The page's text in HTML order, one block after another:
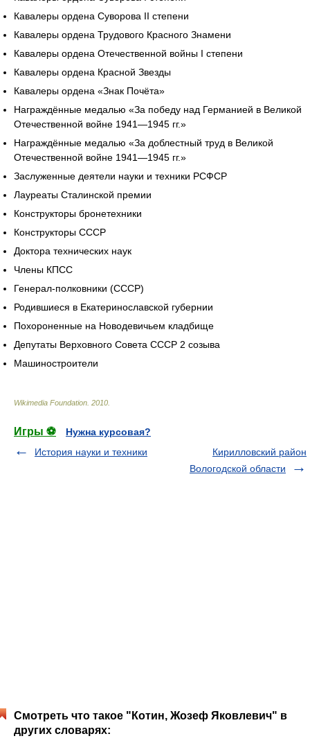
Кавалеры ордена Суворова II степени
Кавалеры ордена Трудового Красного Знамени
Кавалеры ордена Отечественной войны I степени
Кавалеры ордена Красной Звезды
Кавалеры ордена «Знак Почёта»
Награждённые медалью «За победу над Германией в Великой
Отечественной войне 1941—1945 гг.»
Награждённые медалью «За доблестный труд в Великой
Отечественной войне 1941—1945 гг.»
Заслуженные деятели науки и техники РСФСР
Лауреаты Сталинской премии
Конструкторы бронетехники
Конструкторы СССР
Доктора технических наук
Члены КПСС
Генерал-полковники (СССР)
Родившиеся в Екатеринославской губернии
Похороненные на Новодевичьем кладбище
Депутаты Верховного Совета СССР 2 созыва
Машиностроители
Wikimedia Foundation 2010
Игры ⚽
Нужна курсовая?
История науки и техники
Кирилловский район
Вологодской области
Смотреть что такое "Котин, Жозеф Яковлевич" в
других словарях: